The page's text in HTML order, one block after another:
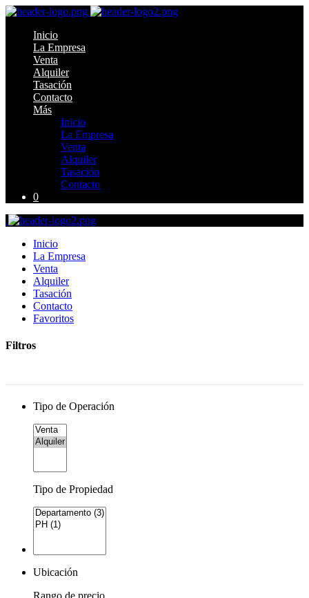
Inicio
La Empresa
Venta
Alquiler
Tasación
Contacto
Más
Inicio
La Empresa
Venta
Alquiler
Tasación
Contacto
0
Inicio
La Empresa
Venta
Alquiler
Tasación
Contacto
Favoritos
Filtros
Tipo de Operación
Tipo de Propiedad
Ubicación
Rango de precio